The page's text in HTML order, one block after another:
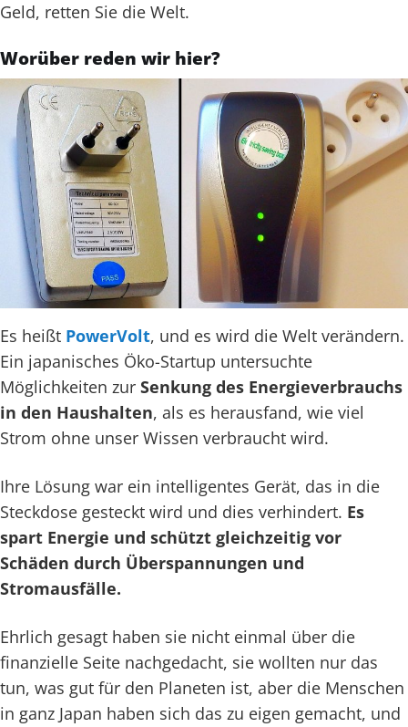
Geld, retten Sie die Welt.
Worüber reden wir hier?
Es heißt PowerVolt, und es wird die Welt verändern.
Ein japanisches Öko-Startup untersuchte
Möglichkeiten zur Senkung des Energieverbrauchs
in den Haushalten, als es herausfand, wie viel
Strom ohne unser Wissen verbraucht wird.
Ihre Lösung war ein intelligentes Gerät, das in die
Steckdose gesteckt wird und dies verhindert. Es
spart Energie und schützt gleichzeitig vor
Schäden durch Überspannungen und
Stromausfälle.
Ehrlich gesagt haben sie nicht einmal über die
finanzielle Seite nachgedacht, sie wollten nur das
tun, was gut für den Planeten ist, aber die Menschen
in ganz Japan haben sich das zu eigen gemacht, und